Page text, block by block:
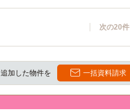
次の20件
追加した物件を 一括資料請求